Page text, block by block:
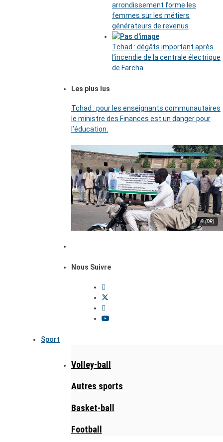
arrondissement forme les
femmes sur les métiers
générateurs de revenus
Tchad : dégâts important après
l’incendie de la centrale électrique
de Farcha
Les plus lus
Tchad : pour les enseignants communautaires
le ministre des Finances est un danger pour
l’éducation.
© (DR)
Nous Suivre
Sport
Volley-ball
Autres sports
Basket-ball
Football